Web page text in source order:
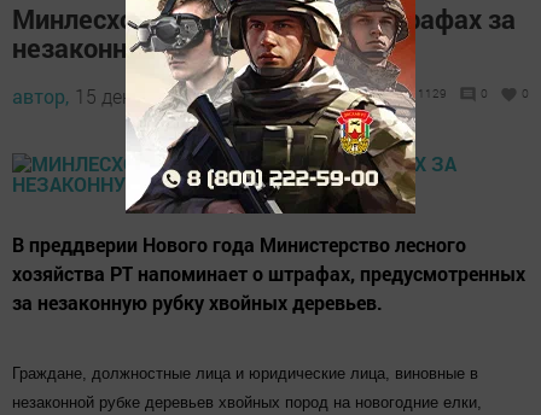
Минлесхоз РТ напоминает о штрафах за
незаконную рубку елей
автор, 15 декабря 2017 - 18:23 1129 0 0
В преддверии Нового года Министерство лесного
хозяйства РТ напоминает о штрафах, предусмотренных
за незаконную рубку хвойных деревьев.
Граждане, должностные лица и юридические лица, виновные в
незаконной рубке деревьев хвойных пород на новогодние елки,